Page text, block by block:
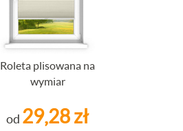
Roleta plisowana na
wymiar
od 29,28 zł